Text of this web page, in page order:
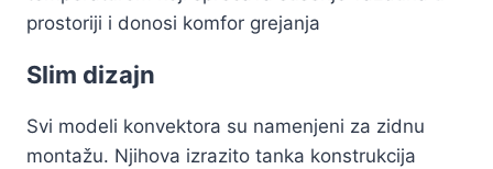
prostoriji i donosi komfor grejanja
Slim dizajn
Svi modeli konvektora su namenjeni za zidnu
montažu. Njihova izrazito tanka konstrukcija